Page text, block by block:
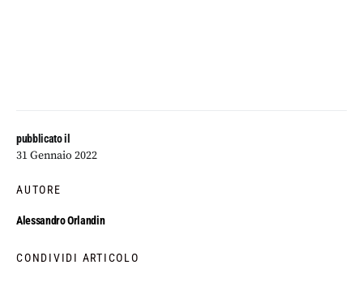
pubblicato il
31 Gennaio 2022
AUTORE
Alessandro Orlandin
CONDIVIDI ARTICOLO